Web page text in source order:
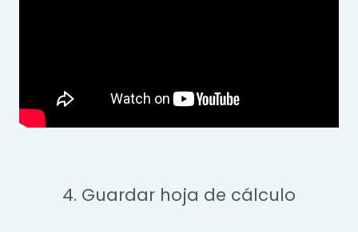
4. Guardar hoja de cálculo